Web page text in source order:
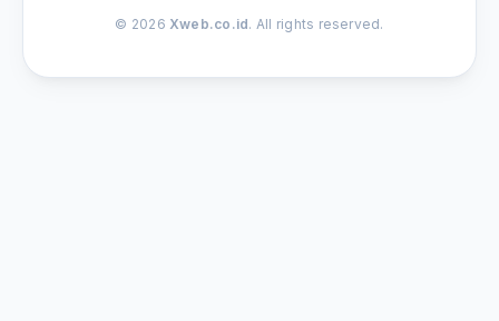
© 2026 Xweb.co.id. All rights reserved.